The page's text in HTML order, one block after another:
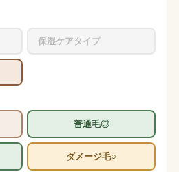
保湿ケアタイプ
普通毛◎
ダメージ毛○